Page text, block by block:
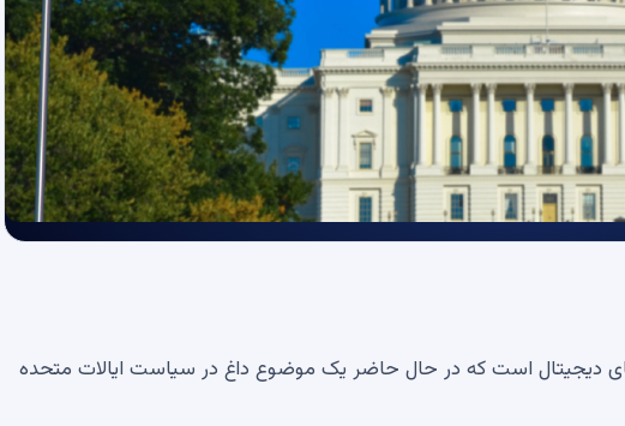
دیجیتال است که در حال حاضر یک موضوع داغ در سیاست ایالات متحده